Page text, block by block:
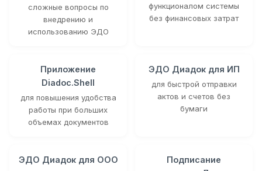
сложные вопросы по
внедрению и
использованию ЭДО
функционалом системы
без финансовых затрат
Приложение
Diadoc.Shell
для повышения удобства
работы при больших
объемах документов
ЭДО Диадок для ИП
для быстрой отправки
актов и счетов без
бумаги
ЭДО Диадок для ООО
Подписание